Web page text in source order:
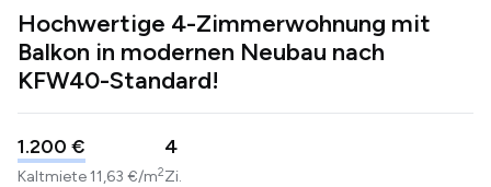
Hochwertige 4-Zimmerwohnung mit
Balkon in modernen Neubau nach
KFW40-Standard!
1.200 €
Kaltmiete11,63 €/m2
4
Zi.